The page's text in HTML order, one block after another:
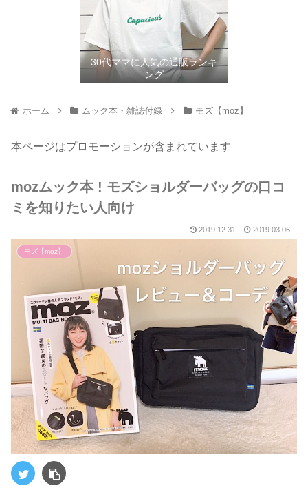
30代ママに人気の通販ランキ
ング
ホーム ムック本・雑誌付録 モズ【moz】
本ページはプロモーションが含まれています
mozムック本 ! モズショルダーバッグの口コ
ミを知りたい人向け
2019.12.31 2019.03.06
モズ【moz】